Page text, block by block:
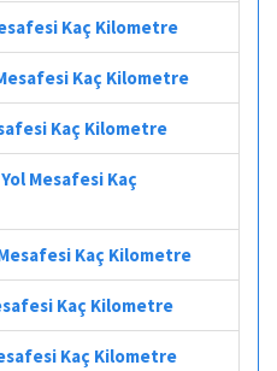
Kaç Kilometre
Kaç Kilometre
Kaç Kilometre
Mesafesi Kaç
Kaç Kilometre
Kaç Kilometre
Kaç Kilometre